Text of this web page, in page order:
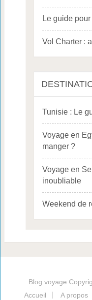
Le guide
Vol Charter :
Tunisie : Le
Voyage en
manger ?
Voyage en
inoubliable
Weekend de
Blog voyage
Accueil
A propos